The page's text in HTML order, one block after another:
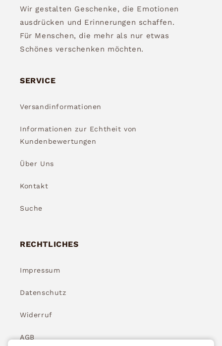
Wir gestalten Geschenke, die Emotionen
ausdrücken und Erinnerungen schaffen.
Für Menschen, die mehr als nur etwas
Schönes verschenken möchten.
SERVICE
Versandinformationen
Informationen zur Echtheit von
Kundenbewertungen
Über Uns
Kontakt
Suche
RECHTLICHES
Impressum
Datenschutz
Widerruf
AGB